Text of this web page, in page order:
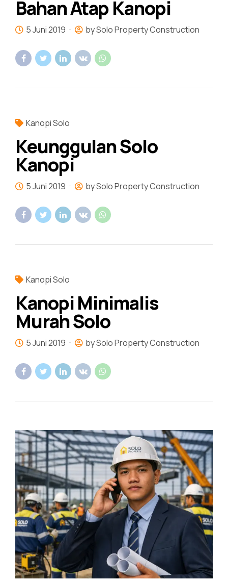
Bahan Atap Kanopi
5 Juni 2019 by Solo Property Construction
Kanopi Solo
Keunggulan Solo
Kanopi
5 Juni 2019 by Solo Property Construction
Kanopi Solo
Kanopi Minimalis
Murah Solo
5 Juni 2019 by Solo Property Construction